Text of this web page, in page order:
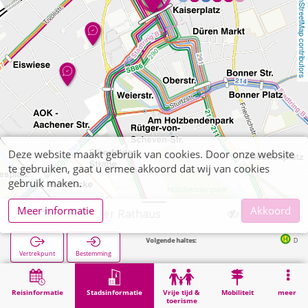
OpenStreetMap contributors
Reisinformatie Stadsinformatie
Vrije tijd &
toerisme
Mobiliteit meer
Düren, Dürener Rathaus
Vertrekpunt Bestemming
Volgende haltes: Düren
Stadsinformatie Administratie Düren, Dürener Rathaus
Deze website maakt gebruik van cookies. Door onze website
te gebruiken, gaat u ermee akkoord dat wij van cookies
gebruik maken.
Meer informatie
Akkoord